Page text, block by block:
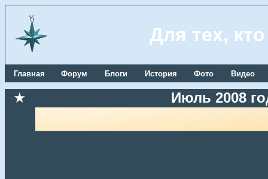
Для тех,
Главная Форум Блоги История Фото Видео
★ Июль 2008